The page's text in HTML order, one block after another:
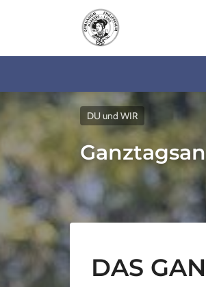
DU und WIR
DAS